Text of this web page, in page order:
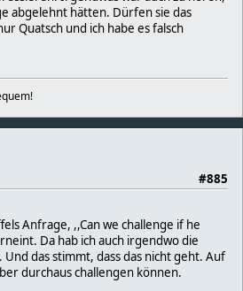
abgelehnt hätten. Dürfen sie das
Quatsch und ich habe es falsch
#885
Anfrage, ,,Can we challenge if he
Da hab ich auch irgendwo die
das stimmt, dass das nicht geht. Auf
durchaus challengen können.